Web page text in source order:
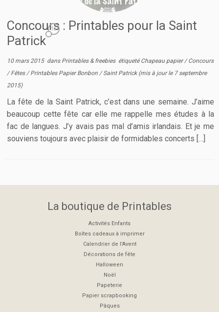
Concours : Printables pour la Saint
Patrick
12
10 mars 2015dans Printables & freebies étiqueté Chapeau papier/Concours
/Fêtes /Printables Papier Bonbon /Saint Patrick (mis à jour le 7 septembre
2015)
La fête de la Saint Patrick, c’est dans une semaine. J’aime
beaucoup cette fête car elle me rappelle mes études à la
fac de langues. J’y avais pas mal d’amis irlandais. Et je me
souviens toujours avec plaisir de formidables concerts […]
La boutique de Printables
Activités Enfants
Boîtes cadeaux à imprimer
Calendrier de l'Avent
Décorations de fête
Halloween
Noël
Papeterie
Papier scrapbooking
Pâques